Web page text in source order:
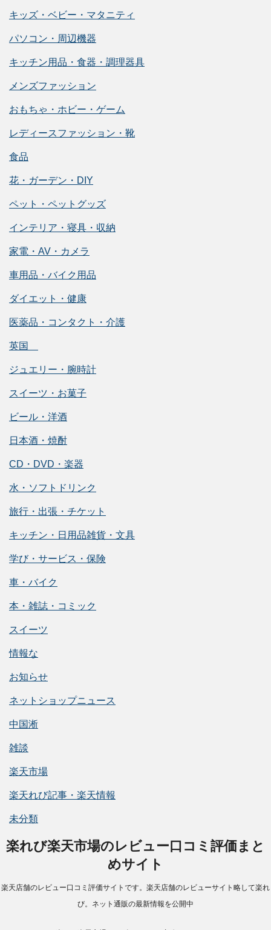
キッズ・ベビー・マタニティ
パソコン・周辺機器
キッチン用品・食器・調理器具
メンズファッション
おもちゃ・ホビー・ゲーム
レディースファッション・靴
食品
花・ガーデン・DIY
ペット・ペットグッズ
インテリア・寝具・収納
家電・AV・カメラ
車用品・バイク用品
ダイエット・健康
医薬品・コンタクト・介護
英国
ジュエリー・腕時計
スイーツ・お菓子
ビール・洋酒
日本酒・焼酎
CD・DVD・楽器
水・ソフトドリンク
旅行・出張・チケット
キッチン・日用品雑貨・文具
学び・サービス・保険
車・バイク
本・雑誌・コミック
スイーツ
情報な
お知らせ
ネットショップニュース
中国淅
雑談
楽天市場
楽天れび記事・楽天情報
未分類
楽れび楽天市場のレビュー口コミ評価まと
めサイト
楽天店舗のレビュー口コミ評価サイトです。楽天店舗のレビューサイト略して楽れ
び。ネット通販の最新情報を公開中